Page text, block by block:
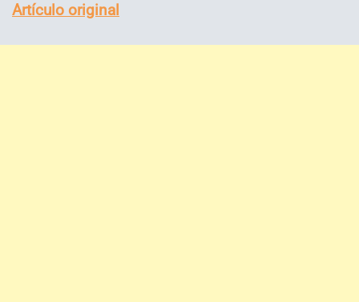
Artículo original